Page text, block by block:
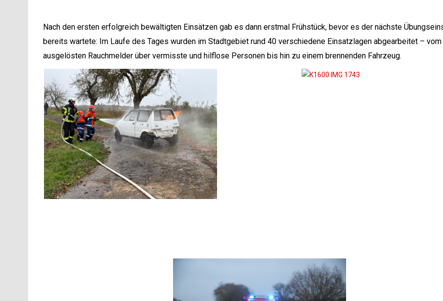
Nach den ersten erfolgreich bewältigten Einsätzen gab es dann erstmal Frühstück, bevor es der nächste
bereits wartete: Im Laufe des Tages wurden im Stadtgebiet rund 40 verschiedene Einsatzlagen abgearbeitet – vom
ausgelösten Rauchmelder über vermisste und hilflose Personen bis hin zu einem brennenden Fahrzeug.